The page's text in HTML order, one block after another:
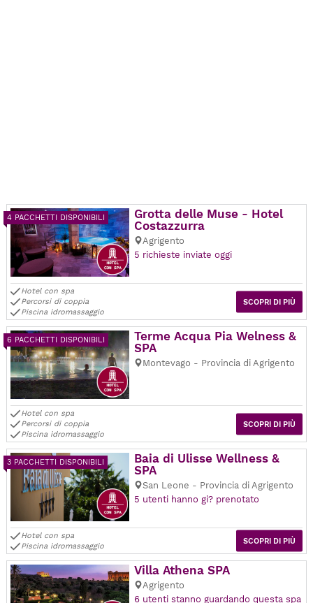
4 PACCHETTI DISPONIBILI
Grotta delle Muse - Hotel
Costazzurra
Agrigento
5 richieste inviate oggi
SCOPRI DI PIÙ
Hotel con spa
Percorsi di coppia
Piscina idromassaggio
6 PACCHETTI DISPONIBILI
Terme Acqua Pia Welness &
SPA
Montevago - Provincia di Agrigento
SCOPRI DI PIÙ
Hotel con spa
Percorsi di coppia
Piscina idromassaggio
3 PACCHETTI DISPONIBILI
Baia di Ulisse Wellness &
SPA
San Leone - Provincia di Agrigento
5 utenti hanno gi? prenotato
SCOPRI DI PIÙ
Hotel con spa
Piscina idromassaggio
Villa Athena SPA
Agrigento
6 utenti stanno guardando questa spa